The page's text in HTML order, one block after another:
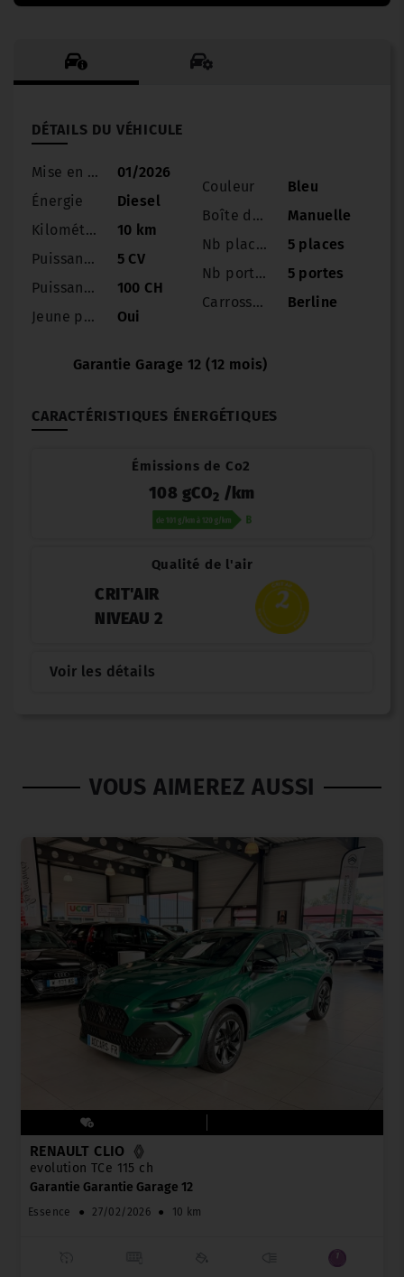
DÉTAILS DU VÉHICULE
Mise en circulation
01/2026
Énergie
Diesel
Kilométrage
10 km
Puissance
5 CV
Puissance réelle
100 CH
Jeune permis
Oui
Couleur
Bleu
Boîte de vitesse
Manuelle
Nb places
5 places
Nb portes
5 portes
Carrosserie
Berline
Garantie Garage 12 (12 mois)
CARACTÉRISTIQUES ÉNERGÉTIQUES
Émissions de Co2
108 gCO2 /km
Qualité de l'air
CRIT'AIR
NIVEAU 2
Voir les détails
VOUS AIMEREZ AUSSI
RENAULT CLIO
evolution TCe 115 ch
Garantie Garantie Garage 12
Essence ● 27/02/2026 ● 10 km